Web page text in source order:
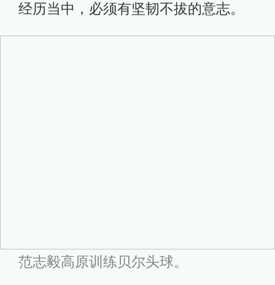
经历当中，必须有坚韧不拔的意志。
范志毅高原训练贝尔头球。